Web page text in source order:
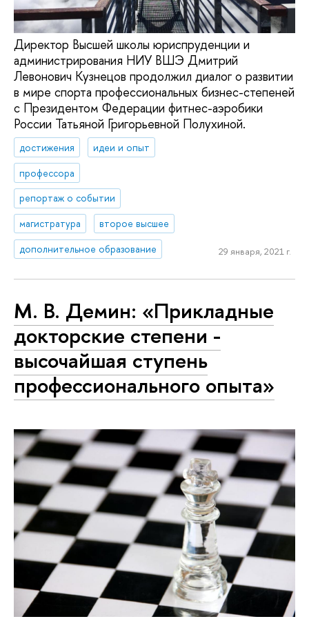
Директор Высшей школы юриспруденции и
администрирования НИУ ВШЭ Дмитрий
Левонович Кузнецов продолжил диалог о развитии
в мире спорта профессиональных бизнес-степеней
с Президентом Федерации фитнес-аэробики
России Татьяной Григорьевной Полухиной.
достижения
идеи и опыт
профессора
репортаж о событии
магистратура
второе высшее
дополнительное образование
29 января, 2021 г.
М. В. Демин: «Прикладные
докторские степени -
высочайшая ступень
профессионального опыта»